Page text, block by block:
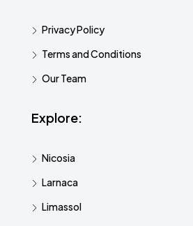
Privacy Policy
Terms and Conditions
Our Team
Explore:
Nicosia
Larnaca
Limassol